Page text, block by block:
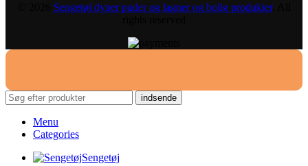
Sengetøj dyner puder og lagner og bolig produkter. All
indsende
Menu
Categories
Sengetøj